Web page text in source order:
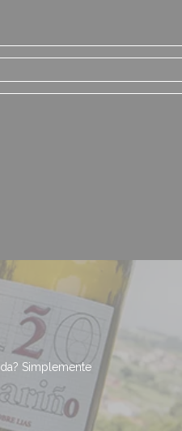
Simplemente